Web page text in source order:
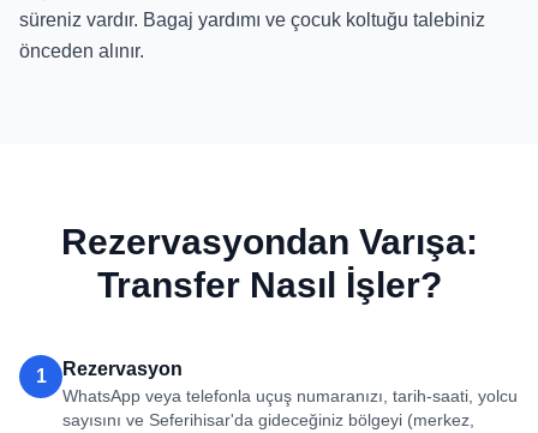
süreniz vardır. Bagaj yardımı ve çocuk koltuğu talebiniz
önceden alınır.
Rezervasyondan Varışa:
Transfer Nasıl İşler?
1 Rezervasyon
WhatsApp veya telefonla uçuş numaranızı, tarih-saati, yolcu
sayısını ve Seferihisar'da gideceğiniz bölgeyi (merkez,